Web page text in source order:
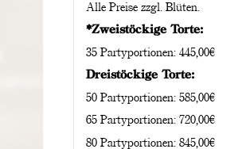
Alle Preise zzgl. Blüten.
*Zweistöckige Torte:
35 Partyportionen: 445,00€
Dreistöckige Torte:
50 Partyportionen: 585,00€
65 Partyportionen: 720,00€
80 Partyportionen: 845,00€